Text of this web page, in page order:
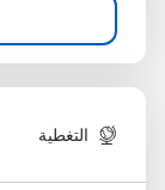
التغطية